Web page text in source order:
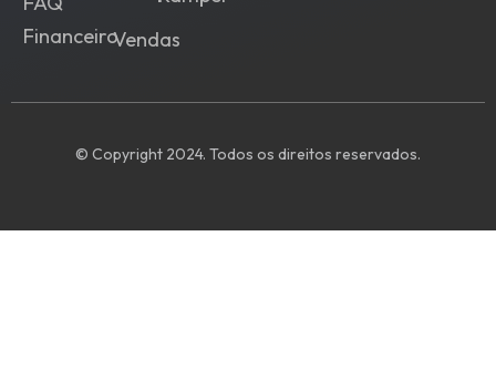
FinanceiroVendas
© Copyright 2024. Todos os direitos reservados.